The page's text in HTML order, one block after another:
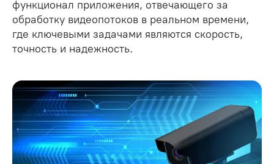
функционал приложения, отвечающего за
обработку видеопотоков в реальном времени,
где ключевыми задачами являются скорость,
точность и надежность.